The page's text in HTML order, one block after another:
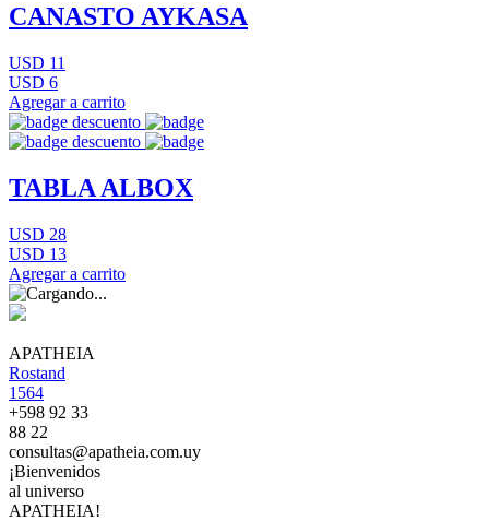
CANASTO AYKASA
USD 11
USD 6
Agregar a carrito
TABLA ALBOX
USD 28
USD 13
Agregar a carrito
APATHEIA
Rostand
1564
+598 92 33
88 22
consultas@apatheia.com.uy
¡Bienvenidos
al universo
APATHEIA!